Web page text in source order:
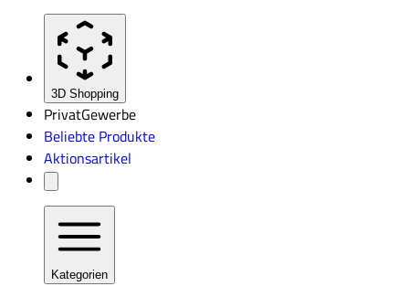
3D Shopping
PrivatGewerbe
Beliebte Produkte
Aktionsartikel
Kategorien